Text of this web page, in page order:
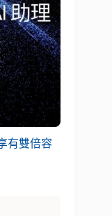
有雙倍容